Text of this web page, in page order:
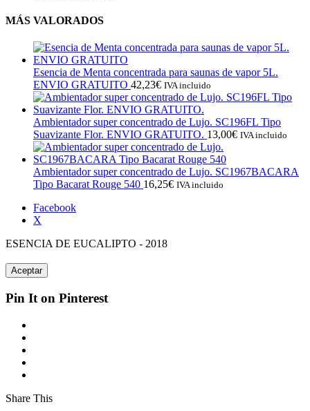
MÁS VALORADOS
Esencia de Menta concentrada para saunas de vapor 5L.
ENVIO GRATUITO 42,23€ IVA incluido
Ambientador super concentrado de Lujo. SC196FL Tipo
Suavizante Flor. ENVIO GRATUITO. 13,00€ IVA incluido
Ambientador super concentrado de Lujo. SC1967BACARA
Tipo Bacarat Rouge 540 16,25€ IVA incluido
Facebook
X
ESENCIA DE EUCALIPTO - 2018
Aceptar
Pin It on Pinterest
Share This